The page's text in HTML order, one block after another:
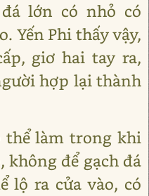
lớn có nhỏ có
Yến Phi thấy vậy,
giơ hai tay ra,
hợp lại thành
thể làm trong khi
không để gạch đá
lộ ra cửa vào, có